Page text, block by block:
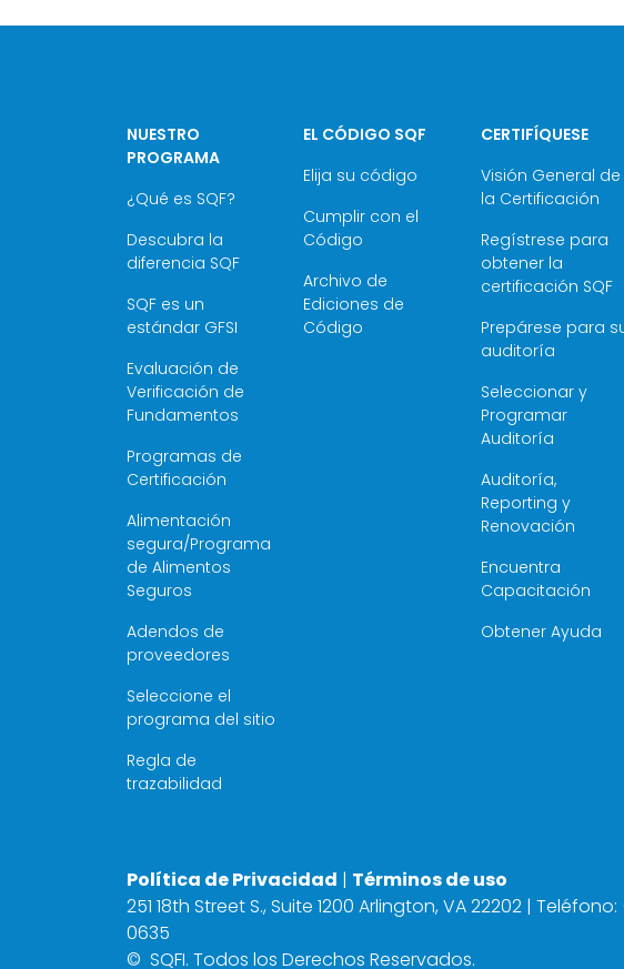
NUESTRO
PROGRAMA
¿Qué es SQF?
Descubra la
diferencia SQF
SQF es un
estándar GFSI
Evaluación de
Verificación de
Fundamentos
Programas de
Certificación
Alimentación
segura/Programa
de Alimentos
Seguros
Adendos de
proveedores
Seleccione el
programa del sitio
Regla de
trazabilidad
EL CÓDIGO SQF
Elija su código
Cumplir con el
Código
Archivo de
Ediciones de
Código
CERTIFÍQUESE
Visión General de
la Certificación
Regístrese para
obtener la
certificación SQF
Prepárese para
auditoría
Seleccionar y
Programar
Auditoría
Auditoría,
Reporting y
Renovación
Encuentra
Capacitación
Obtener Ayuda
Política de Privacidad | Términos de uso
251 18th Street S., Suite 1200 Arlington, VA 22202 |
0635
© SQFI. Todos los Derechos Reservados.